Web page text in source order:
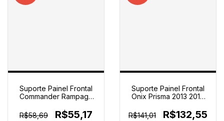
Suporte Painel Frontal
Commander Rampage
R$58,69
R$55,17
Suporte Painel Frontal
Onix Prisma 2013 2019
R$141,01
R$132,55